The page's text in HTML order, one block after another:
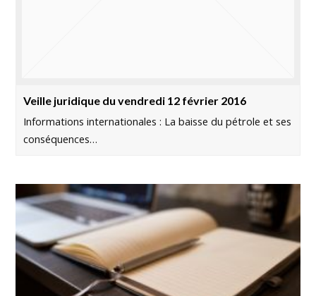
Veille juridique du vendredi 12 février 2016
Informations internationales : La baisse du pétrole et ses
conséquences…